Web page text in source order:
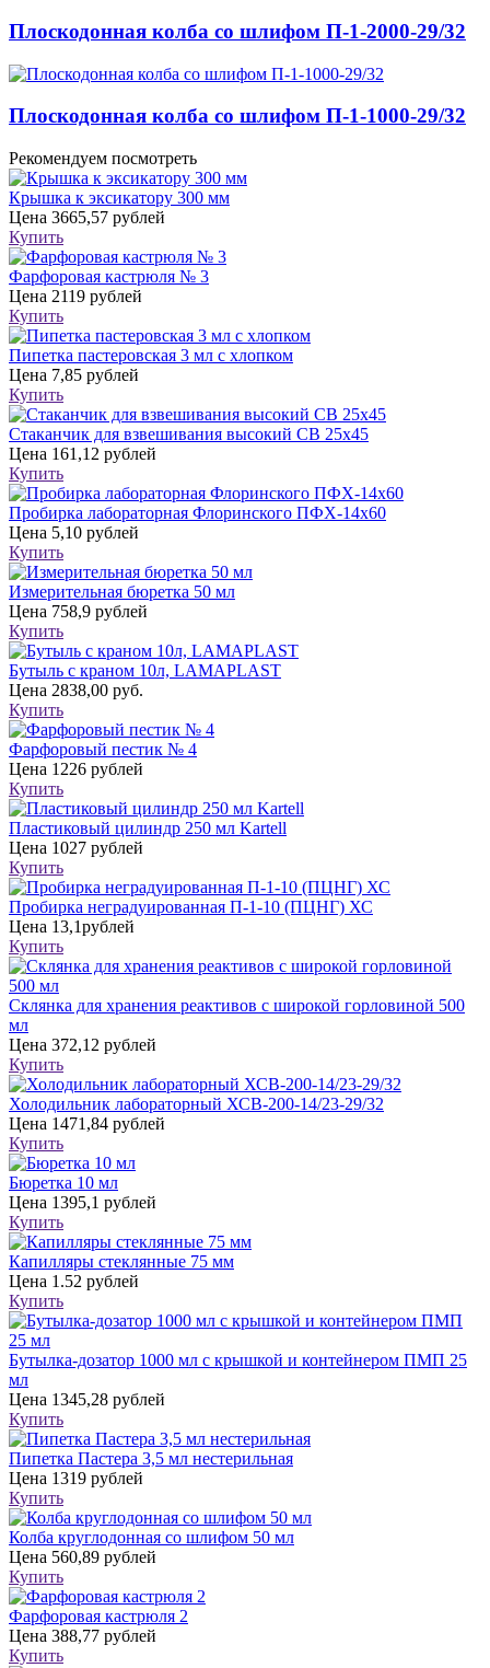
Плоскодонная колба со шлифом П-1-2000-29/32
Плоскодонная колба со шлифом П-1-1000-29/32
Рекомендуем посмотреть
Крышка к эксикатору 300 мм
Цена 3665,57 рублей
Купить
Фарфоровая кастрюля № 3
Цена 2119 рублей
Купить
Пипетка пастеровская 3 мл с хлопком
Цена 7,85 рублей
Купить
Стаканчик для взвешивания высокий СВ 25х45
Цена 161,12 рублей
Купить
Пробирка лабораторная Флоринского ПФХ-14х60
Цена 5,10 рублей
Купить
Измерительная бюретка 50 мл
Цена 758,9 рублей
Купить
Бутыль с краном 10л, LAMAPLAST
Цена 2838,00 руб.
Купить
Фарфоровый пестик № 4
Цена 1226 рублей
Купить
Пластиковый цилиндр 250 мл Kartell
Цена 1027 рублей
Купить
Пробирка неградуированная П-1-10 (ПЦНГ) ХС
Цена 13,1рублей
Купить
Склянка для хранения реактивов с широкой горловиной 500
мл
Цена 372,12 рублей
Купить
Холодильник лабораторный ХСВ-200-14/23-29/32
Цена 1471,84 рублей
Купить
Бюретка 10 мл
Цена 1395,1 рублей
Купить
Капилляры стеклянные 75 мм
Цена 1.52 рублей
Купить
Бутылка-дозатор 1000 мл с крышкой и контейнером ПМП 25
мл
Цена 1345,28 рублей
Купить
Пипетка Пастера 3,5 мл нестерильная
Цена 1319 рублей
Купить
Колба круглодонная со шлифом 50 мл
Цена 560,89 рублей
Купить
Фарфоровая кастрюля 2
Цена 388,77 рублей
Купить